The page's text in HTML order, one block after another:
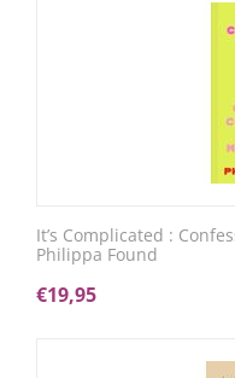
It’s Complicated :
Philippa Found
€19,95